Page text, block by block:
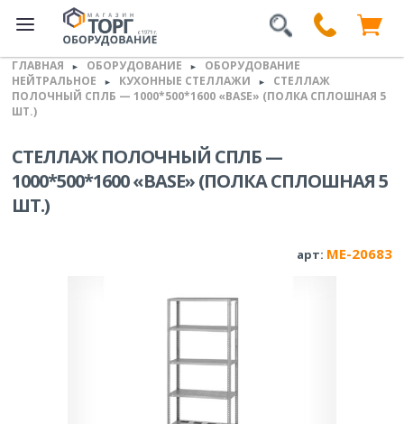
ГЛАВНАЯ ► ОБОРУДОВАНИЕ ►
ОБОРУДОВАНИЕ
НЕЙТРАЛЬНОЕ
► КУХОННЫЕ СТЕЛЛАЖИ ►
СТЕЛЛАЖ
ПОЛОЧНЫЙ СПЛБ — 1000*500*1600 «BASE» (ПОЛКА СПЛОШНАЯ 5
ШТ.)
СТЕЛЛАЖ ПОЛОЧНЫЙ СПЛБ —
1000*500*1600 «BASE» (ПОЛКА СПЛОШНАЯ 5
ШТ.)
арт: ME-20683